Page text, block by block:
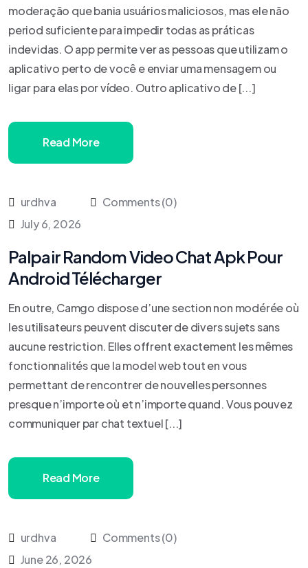
moderação que bania usuários maliciosos, mas ele não
period suficiente para impedir todas as práticas
indevidas. O app permite ver as pessoas que utilizam o
aplicativo perto de você e enviar uma mensagem ou
ligar para elas por vídeo. Outro aplicativo de [...]
Read More
urdhva
Comments (0)
July 6, 2026
Palpair Random Video Chat Apk Pour
Android Télécharger
En outre, Camgo dispose d’une section non modérée où
les utilisateurs peuvent discuter de divers sujets sans
aucune restriction. Elles offrent exactement les mêmes
fonctionnalités que la model web tout en vous
permettant de rencontrer de nouvelles personnes
presque n’importe où et n’importe quand. Vous pouvez
communiquer par chat textuel [...]
Read More
urdhva
Comments (0)
June 26, 2026